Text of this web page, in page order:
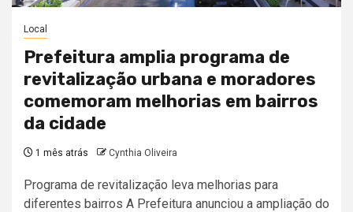
Local
Prefeitura amplia programa de
revitalização urbana e moradores
comemoram melhorias em bairros
da cidade
1 mês atrás Cynthia Oliveira
Programa de revitalização leva melhorias para
diferentes bairros A Prefeitura anunciou a ampliação do